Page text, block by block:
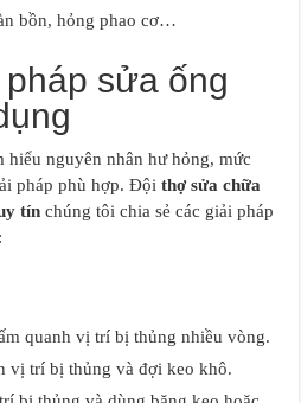
bồn, hỏng phao cơ…
sửa ống
hiểu nguyên nhân hư hỏng, mức
pháp phù hợp. Độithợ sửa chữa
tín chúng tôi chia sẻ các giải pháp
quanh vị trí bị thủng nhiều vòng.
vị trí bị thủng và đợi keo khô.